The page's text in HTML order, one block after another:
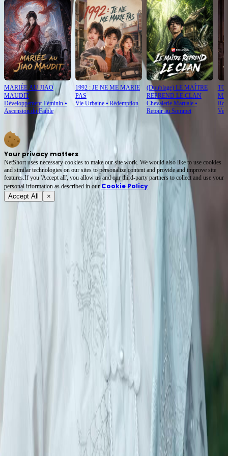
MARIÉE AU JIAO
MAUDIT
Développement Féminin ⦁
Ascension du Faible
1992 : JE NE ME MARIE
PAS
Vie Urbaine⦁ Rédemption
(Doublage) LE MAÎTRE
REPREND LE CLAN
Chevalerie Martiale⦁
Retour au Sommet
Your privacy matters
NetShort uses necessary cookies to make our site work. We would also like to use cookies
and similar technologies on our sites to personalize content and provide and improve site
features.If you 'Accept all', you allow us and our third-party partners to collect and use your
personal irformation as described in our Cookie Policy.
Accept All ×
À propos
Politique de confidentialité
support@netshort.com
business@netshort.com
NETSTORY PTE. LTD.